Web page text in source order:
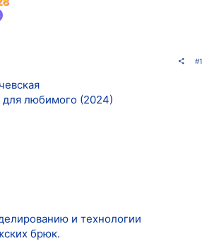
#1
любимого (2024)
и технологии
брюк.